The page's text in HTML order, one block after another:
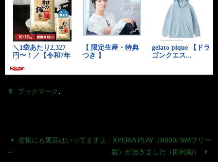
ブックマーク.
煮物にも黒豆はいってますよ
～
XPERIA PLAY（R800i SIMフリー
版）が届きました（開封編）